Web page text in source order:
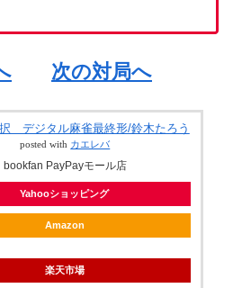
次の対局へ
デジタル麻雀最終形/鈴木たろう
posted with カエレバ
bookfan PayPayモール店
Yahooショッピング
Amazon
楽天市場